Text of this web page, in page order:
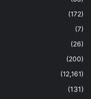
(172)
(7)
(26)
(200)
(12,161)
(131)